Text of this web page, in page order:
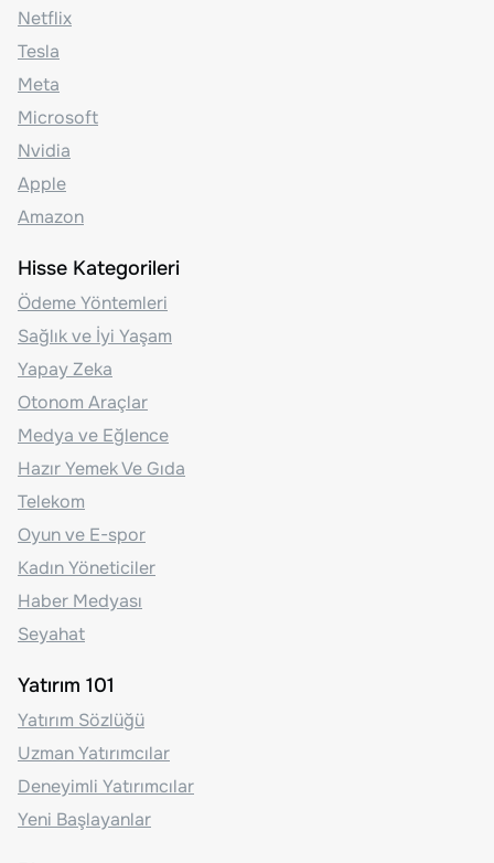
Netflix
Tesla
Meta
Microsoft
Nvidia
Apple
Amazon
Hisse Kategorileri
Ödeme Yöntemleri
Sağlık ve İyi Yaşam
Yapay Zeka
Otonom Araçlar
Medya ve Eğlence
Hazır Yemek Ve Gıda
Telekom
Oyun ve E-spor
Kadın Yöneticiler
Haber Medyası
Seyahat
Yatırım 101
Yatırım Sözlüğü
Uzman Yatırımcılar
Deneyimli Yatırımcılar
Yeni Başlayanlar